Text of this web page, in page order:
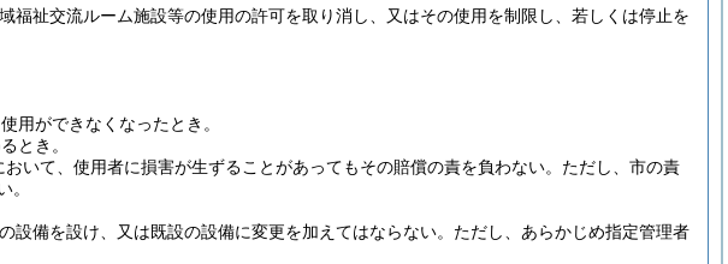
福祉交流ルーム施設等の使用の許可を取り消し、又はその使用を制限し、若しくは停止を
用ができなくなったとき。
とき。
いて、使用者に損害が生ずることがあってもその賠償の責を負わない。 ただし、市の責
。
備を設け、又は既設の設備に変更を加えてはならない。 ただし、あらかじめ指定管理者